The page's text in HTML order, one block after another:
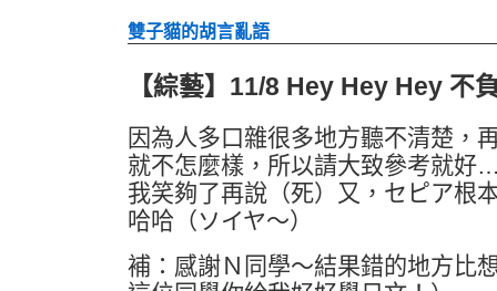
雙子貓的胡言亂語
【綜藝】11/8 Hey Hey Hey 不
因為人多口雜很多地方聽不清楚，
就不怎麼樣，所以請大致參考就好
我笑夠了再說（死）又，セピア根
哈哈（ソイヤ～）
補：感謝Ｎ同學～結果錯的地方比